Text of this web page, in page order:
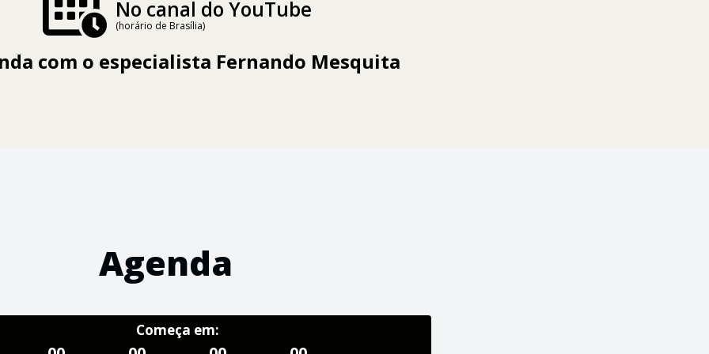
No canal do YouTube
(horário de Brasília)
com o especialista Fernando Mesquita
Agenda
Começa em: